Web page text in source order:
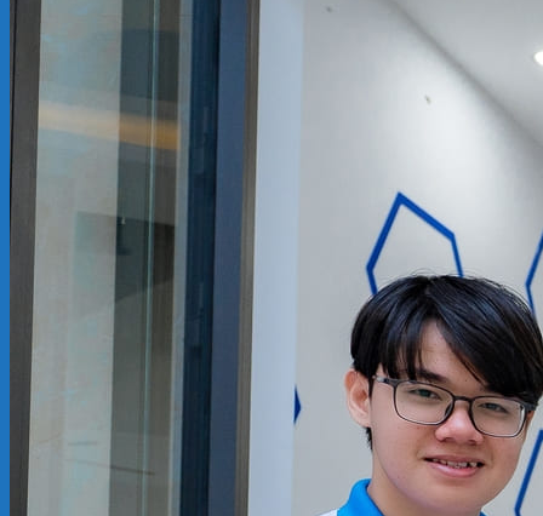
KẾ TOÁN – THUẾ
ĐẠI LÝ THUẾ
PHÁP LÝ DOANH NGHIỆP
Kiến thức chuyên ngành
KẾ TOÁN – TÀI CHÍNH
GIỚI THIỆU
CHÍNH SÁCH BẢO MẬT